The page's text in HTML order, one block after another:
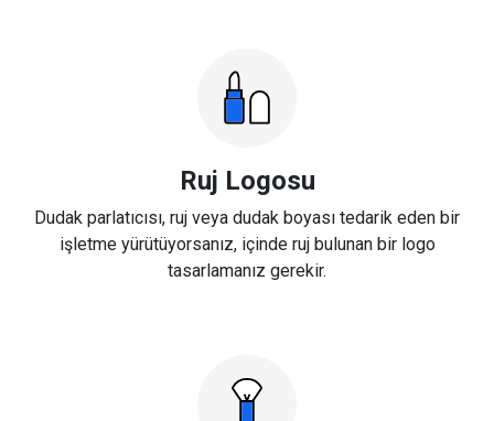
Ruj Logosu
Dudak parlatıcısı, ruj veya dudak boyası tedarik eden bir
işletme yürütüyorsanız, içinde ruj bulunan bir logo
tasarlamanız gerekir.